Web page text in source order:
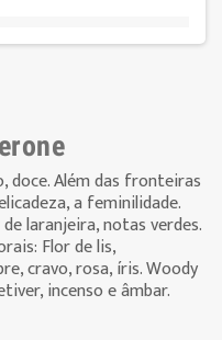
,doce.Além das fronteiras
,a feminilidade.
laranjeira,notasverdes.
: Flordelis,
, cravo,rosa,íris.Woody
, incensoeâmbar.